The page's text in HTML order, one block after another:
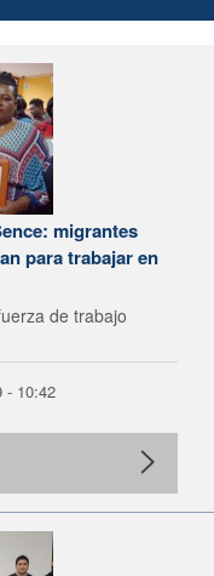
migrantes
para trabajar en
de trabajo
- 10:42